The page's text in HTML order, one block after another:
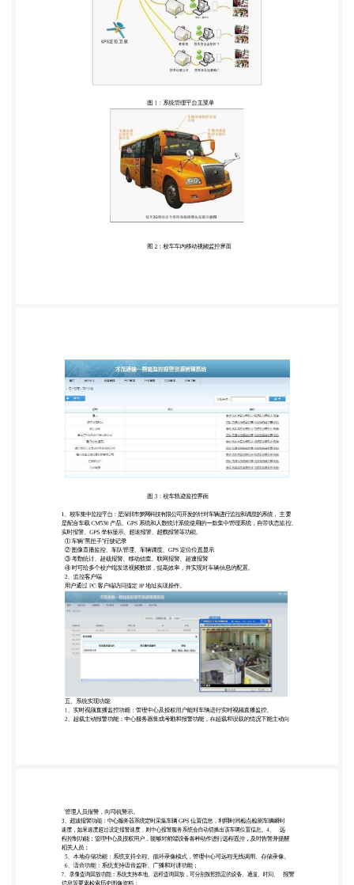
品、GPS 系统和人数统计系统使用的一款集中管理系
统，自带状态监控、 实时报警、GPS 坐标显示、超速
报警、超载报警等功能。 ① 车辆“黑匣子”行驶记录
② 图像直播监控、车队管理、车辆调度、GPS 定位位
置显示 ③ 考勤统计、超载报警、移动侦查、联网报
警、超速报警 ④ 时可给多个校户端发送视频数据，
提高效率，并实现对车辆信息的配置。 2、监控客户
端 用户通过 PC 客户端访问指定 IP 地址实现操作。
五、系统实现功能 1、实时视频直播监控功能：管理
2、超载主动报警功能：中心服务器集成考勤和报警
警服务系统会自动切换出该车辆位置信息。4、 远 程
控制功能：管理中心及授权用户，能够对前端设备各
种动作进行远程遥控，及时告警并提醒 相关人员；
5、本地存储功能：系统支持全程、循环录像模式，
管理中心可远程无线调用、存储录像。 6、语音功
能：系统支持语音监听、广播和对讲功能； 7、录像
查询回放功能：系统支持本地、远程查询回放，可分
别按照指定的设备、通道、时间、 报警 信息等要素
检索历史图像资料； 8、报警与联动功能：中心服务
系统支持开关量报警、移动检测，并可将报警信息上
传，系统 可实 时接收报警源发送的报警信息并进行
记录；将各子系统的报警信息实时传递到相关人员管
理平台。 9、流媒体服务功能：系统具有流媒体服务
功能，提供视频分发服务、视频分发处理、视频分 发
管 理等功能； 六、方案优势 1、独特性 ① 视频信号
右）。 ② 采用流媒体技术,解决了多用户访问同一监
控点出现在的网络堵塞问题,可远程检索、回放、 下
载历史录像文件。 ③ 无线网络视频服务器集成功能